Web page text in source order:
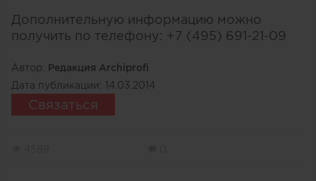
Дополнительную информацию можно
получить по телефону: +7 (495) 691-21-09
Автор: Редакция Archiprofi
Дата публикации: 14.03.2014
Связаться